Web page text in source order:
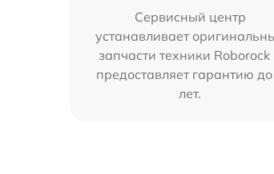
Сервисный центр
устанавливает
запчасти техники Roborock
предоставляет гарантию
лет.